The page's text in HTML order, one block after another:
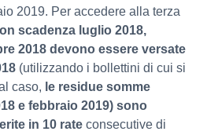
2019. Per accedere alla terza
scadenza luglio 2018,
2018 devono essere versate
(utilizzando i bollettini di cui si
caso, le residue somme
e febbraio 2019) sono
in 10 rate consecutive di